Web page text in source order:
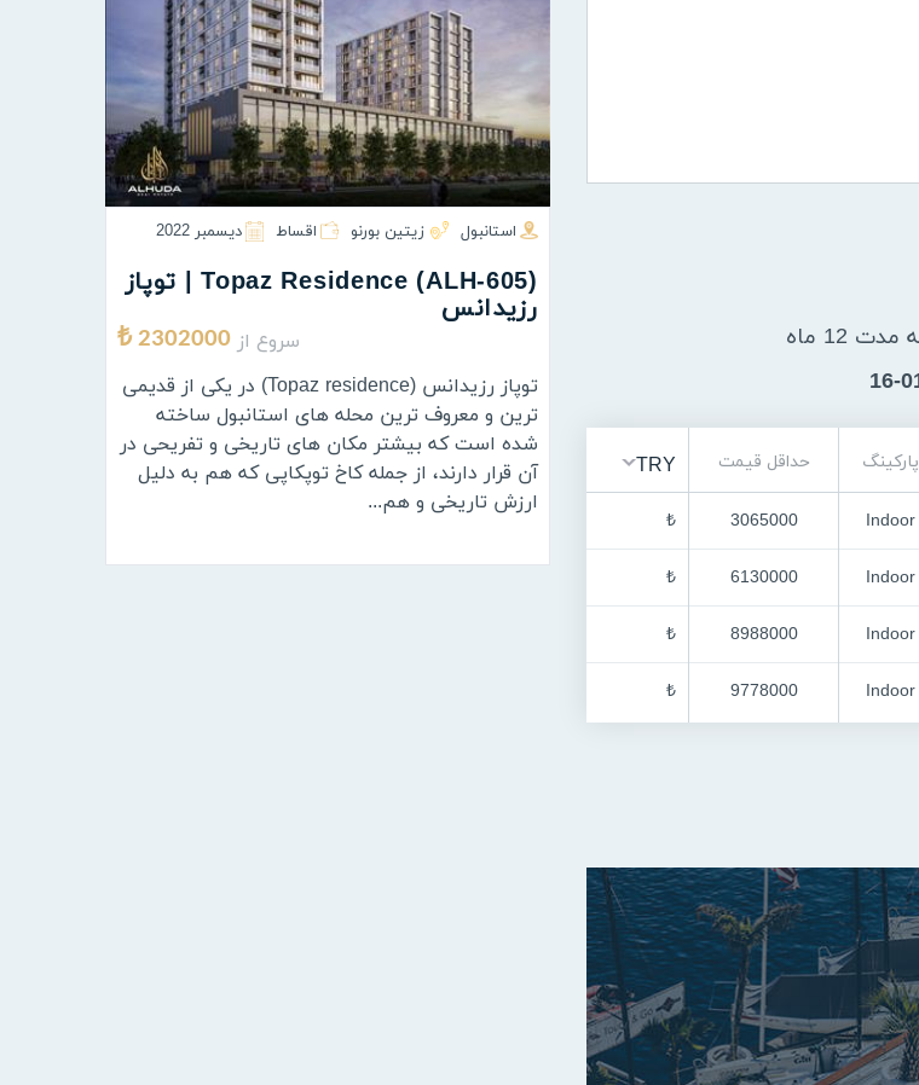
پارکینگ حداقل قیمت TRY
Indoor
3065000
₺
Indoor
6130000
₺
Indoor
8988000
₺
Indoor
9778000
₺
استانبول زیتین بورنو اقساط ديسمبر 2022
(ALH-605) Topaz Residence | توپاز
رزیدانس
سروع از 2302000 ₺
توپاز رزیدانس (Topaz residence) در یکی از قدیمی
ترین و معروف ترین محله های استانبول ساخته
شده است که بیشتر مکان های تاریخی و تفریحی در
آن قرار دارند، از جمله کاخ توپکاپی که هم به دلیل
ارزش تاریخی و هم...